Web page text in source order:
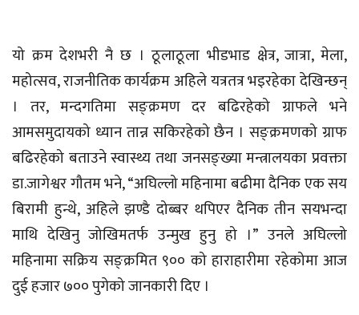
यो क्रम देशभरी नै छ । ठूलाठूला भीडभाड क्षेत्र, जात्रा, मेला,
महोत्सव, राजनीतिक कार्यक्रम अहिले यत्रतत्र भइरहेका देखिन्छन्
। तर, मन्दगतिमा सङ्क्रमण दर बढिरहेको ग्राफले भने
आमसमुदायको ध्यान तान्न सकिरहेको छैन । सङ्क्रमणको ग्राफ
बढिरहेको बताउने स्वास्थ्य तथा जनसङ्ख्या मन्त्रालयका प्रवक्ता
डा.जागेश्वर गौतम भने, “अघिल्लो महिनामा बढीमा दैनिक एक सय
बिरामी हुन्थे, अहिले झण्डै दोब्बर थपिएर दैनिक तीन सयभन्दा
माथि देखिनु जोखिमतर्फ उन्मुख हुनु हो ।” उनले अघिल्लो
महिनामा सक्रिय सङ्क्रमित ९०० को हाराहारीमा रहेकोमा आज
दुई हजार ७०० पुगेको जानकारी दिए ।